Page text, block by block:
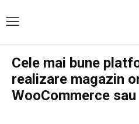
Cele mai bune
realizare magazin
WooCommerce